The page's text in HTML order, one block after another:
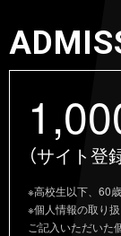
（サイト登
※高校生以下、60
※個人情報の取り
ご記入いただいた